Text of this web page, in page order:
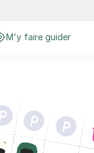
M'y faire guider